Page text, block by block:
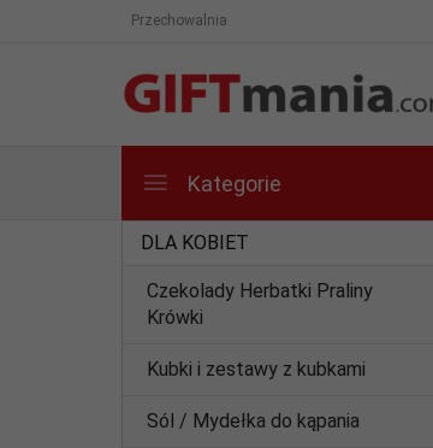
Przechowalnia
Kategorie
DLA KOBIET
Czekolady Herbatki Praliny
Krówki
Kubki i zestawy z kubkami
Sól / Mydełka do kąpania